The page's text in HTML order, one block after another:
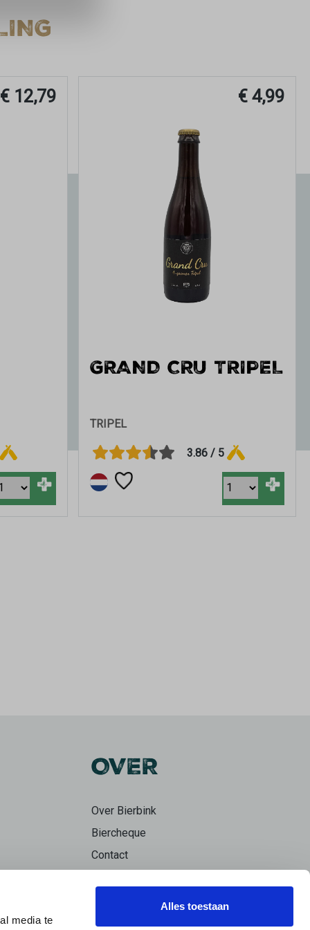
media te
Alles toestaan
€ 12,79
+
€ 4,99
GRAND CRU TRIPEL
TRIPEL
3.86 / 5
+
OVER
Over Bierbink
Biercheque
Contact